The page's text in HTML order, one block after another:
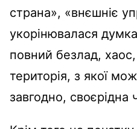
страна», «внєшніє
укорінювалася
повний безлад,
територія, з якої
завгодно, своєрідна